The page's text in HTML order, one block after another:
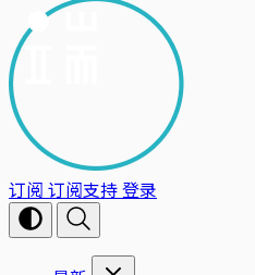
订阅 订阅支持登录